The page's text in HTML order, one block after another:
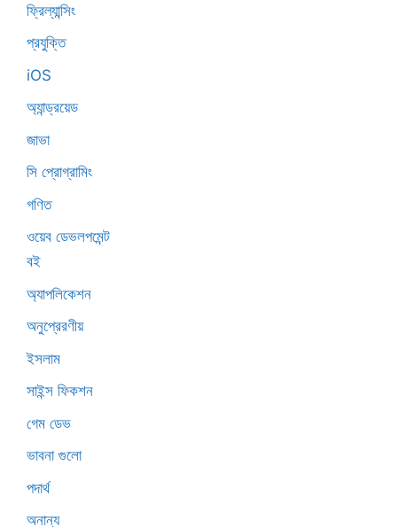
ফ্রিল্যান্সিং
প্রযুক্তি
iOS
অ্যান্ড্রয়েড
জাভা
সি প্রোগ্রামিং
গণিত
ওয়েব ডেভলপমেন্ট
বই
অ্যাপলিকেশন
অনুপ্রেরণীয়
ইসলাম
সাইন্স ফিকশন
গেম ডেভ
ভাবনা গুলো
পদার্থ
অনান্য